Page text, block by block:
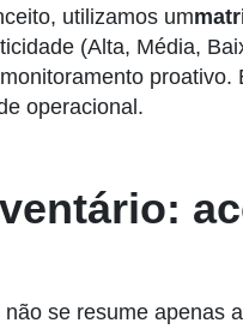
utilizamos um
(Alta, Média,
operacional.
se resume apenas